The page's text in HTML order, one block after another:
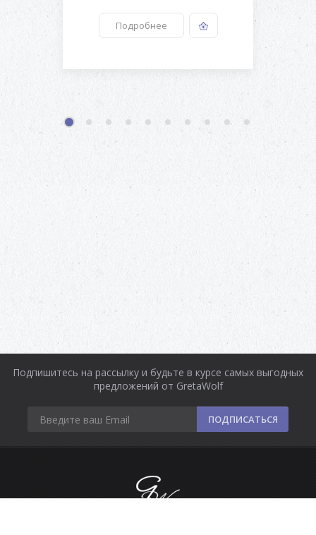
Подробнее
1 2 3 4 5 6 7 8 9 10
Подпишитесь на рассылку и будьте в курсе самых выгодных
предложений от GretaWolf
ПОДПИСАТЬСЯ